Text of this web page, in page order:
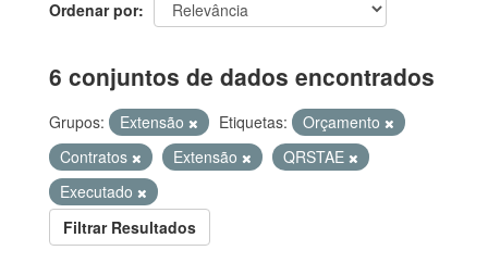
Ordenar por
6 conjuntos de dados encontrados
Grupos: Extensão Etiquetas:
Orçamento
Contratos
Extensão
QRSTAE
Executado
Filtrar Resultados